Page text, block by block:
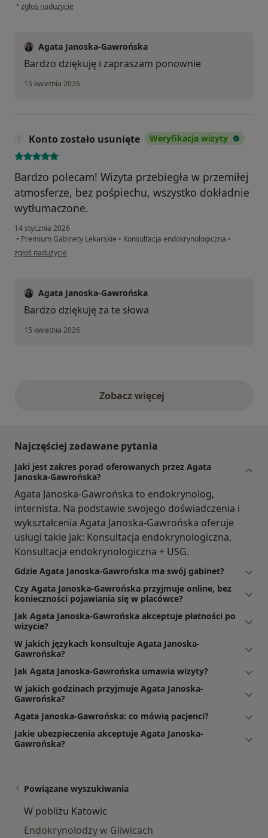
• w opinii użytkownika Renata
zgłoś nadużycie
Agata Janoska-Gawrońska
Bardzo dziękuję i zapraszam ponownie
15 kwietnia 2026
Konto zostało usunięte Weryfikacja wizyty
Bardzo polecam! Wizyta przebiegła w przemiłej
atmosferze, bez pośpiechu, wszystko dokładnie
wytłumaczone.
14 stycznia 2026
• Premium Gabinety Lekarskie • Konsultacja endokrynologiczna •
w opinii użytkownika Konto zostało usunięte
zgłoś nadużycie
Agata Janoska-Gawrońska
Bardzo dziękuję za te słowa
15 kwietnia 2026
Zobacz więcejopinie powyżej
Najczęściej zadawane pytania
Jaki jest zakres porad oferowanych przez Agata
Janoska-Gawrońska?
Agata Janoska-Gawrońska to endokrynolog,
internista. Na podstawie swojego doświadczenia i
wykształcenia Agata Janoska-Gawrońska oferuje
usługi takie jak: Konsultacja endokrynologiczna,
Konsultacja endokrynologiczna + USG.
Gdzie Agata Janoska-Gawrońska ma swój gabinet?
Czy Agata Janoska-Gawrońska przyjmuje online, bez
konieczności pojawiania się w placówce?
Jak Agata Janoska-Gawrońska akceptuje płatności po
wizycie?
W jakich językach konsultuje Agata Janoska-
Gawrońska?
Jak Agata Janoska-Gawrońska umawia wizyty?
W jakich godzinach przyjmuje Agata Janoska-
Gawrońska?
Agata Janoska-Gawrońska: co mówią pacjenci?
Jakie ubezpieczenia akceptuje Agata Janoska-
Gawrońska?
Powiązane wyszukiwania
W pobliżu Katowic
Endokrynolodzy w Gliwicach